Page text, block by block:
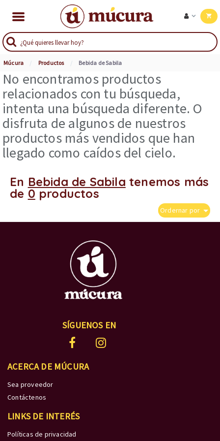
Múcura Productos Bebida de Sabila
No encontramos productos
relacionados con tu búsqueda,
intenta una búsqueda diferente. O
disfruta de algunos de nuestros
productos más vendidos que han
llegado como caídos del cielo.
En Bebida de Sabila tenemos más
de 0 productos
Ordernar por
SÍGUENOS EN
ACERCA DE MÚCURA
Sea proveedor
Contáctenos
LINKS DE INTERÉS
Políticas de privacidad